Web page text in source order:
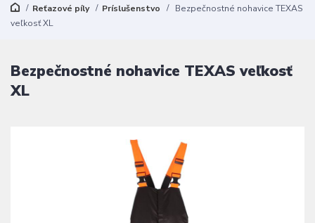
Reťazové píly Príslušenstvo
Bezpečnostné nohavice TEXAS
veľkosť XL
Bezpečnostné nohavice TEXAS veľkosť
XL